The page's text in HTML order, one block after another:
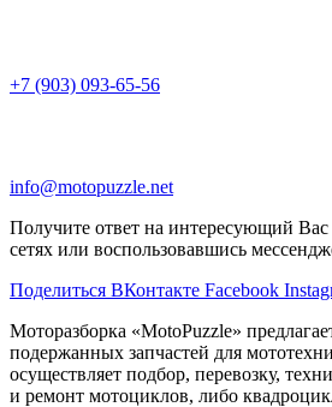
+7 (903) 093-65-56
info@motopuzzle.net
Получите ответ на интересующий
сетях или воспользовавшись
Поделиться ВКонтакте Facebook
Моторазборка «MotoPuzzle»
подержанных запчастей для
осуществляет подбор, перевозку,
и ремонт мотоциклов, либо